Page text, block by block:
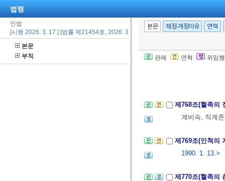
법령
민법
[시행 2026. 3. 17.] [법률 제21454호, 2026. 3. 17., 일부개정]
본문
부칙
본문 제정·개정이유 연혁
판례 연혁 위임
제4편 친족
제768조(혈족의
계비속, 직계
제769조(인척의
1990. 1. 13.>
제770조(혈족의